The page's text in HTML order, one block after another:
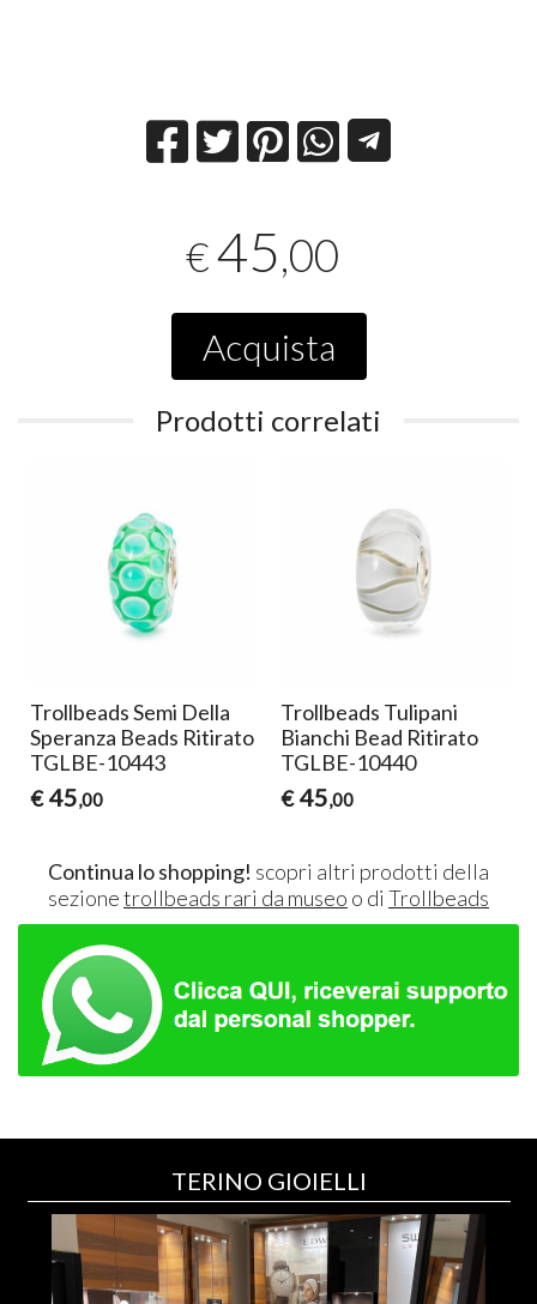
€45,00
Acquista
Prodotti correlati
Trollbeads Semi Della
Speranza Beads Ritirato
TGLBE-10443
€ 45,00
Trollbeads Tulipani
Bianchi Bead Ritirato
TGLBE-10440
€ 45,00
Continua lo shopping! scopri altri prodotti della
sezionetrollbeads rari da museo o di Trollbeads
TERINO GIOIELLI